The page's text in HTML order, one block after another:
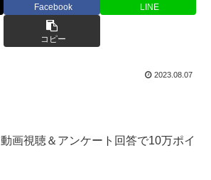
Facebook LINE
コピー
2023.08.07
動画視聴＆アンケート回答で10万ポイ